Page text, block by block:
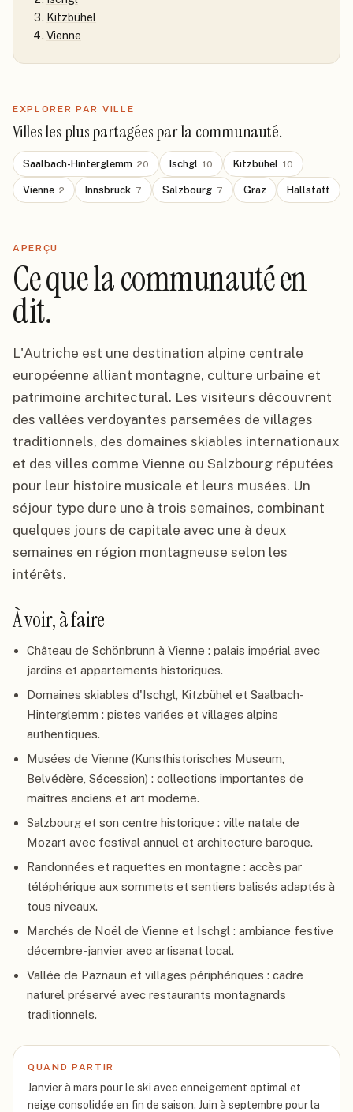
Kitzbühel
Vienne
EXPLORER PAR VILLE
Villes les plus partagées par la communauté.
Saalbach-Hinterglemm 20 Ischgl 10 Kitzbühel 10
Vienne 2 Innsbruck 7 Salzbourg 7 Graz Hallstatt
APERÇU
Ce que la communauté en
dit.
L'Autriche est une destination alpine centrale
européenne alliant montagne, culture urbaine et
patrimoine architectural. Les visiteurs découvrent
des vallées verdoyantes parsemées de villages
traditionnels, des domaines skiables internationaux
et des villes comme Vienne ou Salzbourg réputées
pour leur histoire musicale et leurs musées. Un
séjour type dure une à trois semaines, combinant
quelques jours de capitale avec une à deux
semaines en région montagneuse selon les
intérêts.
À voir, à faire
Château de Schönbrunn à Vienne : palais impérial avec
jardins et appartements historiques.
Domaines skiables d'Ischgl, Kitzbühel et Saalbach-
Hinterglemm : pistes variées et villages alpins
authentiques.
Musées de Vienne (Kunsthistorisches Museum,
Belvédère, Sécession) : collections importantes de
maîtres anciens et art moderne.
Salzbourg et son centre historique : ville natale de
Mozart avec festival annuel et architecture baroque.
Randonnées et raquettes en montagne : accès par
téléphérique aux sommets et sentiers balisés adaptés à
tous niveaux.
Marchés de Noël de Vienne et Ischgl : ambiance festive
décembre-janvier avec artisanat local.
Vallée de Paznaun et villages périphériques : cadre
naturel préservé avec restaurants montagnards
traditionnels.
QUAND PARTIR
Janvier à mars pour le ski avec enneigement optimal et
neige consolidée en fin de saison. Juin à septembre pour la